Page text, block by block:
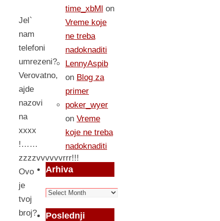
Jel`
nam
telefoni
umrezeni?
Verovatno,
ajde
nazovi
na
xxxx
!……
zzzzvvvvvvrrr!!!
Ovo
je
tvoj
broj?
time_xbMl on
Vreme koje
ne treba
nadoknaditi
LennyAspib
on Blog za
primer
poker_wyer
on Vreme
koje ne treba
nadoknaditi
Arhiva
Arhiva
Poslednji